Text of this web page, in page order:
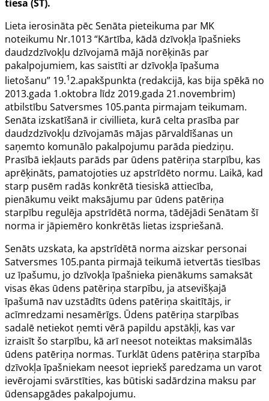
tiesa (ST).
Lieta ierosināta pēc Senāta pieteikuma par MK
noteikumu Nr.1013 “Kārtība, kādā dzīvokļa īpašnieks
daudzdzīvokļu dzīvojamā mājā norēķinās par
pakalpojumiem, kas saistīti ar dzīvokļa īpašuma
lietošanu” 19.12.apakšpunkta (redakcijā, kas bija spēkā no
2013.gada 1.oktobra līdz 2019.gada 21.novembrim)
atbilstību Satversmes 105.panta pirmajam teikumam.
Senāta izskatīšanā ir civillieta, kurā celta prasība par
daudzdzīvokļu dzīvojamās mājas pārvaldīšanas un
saņemto komunālo pakalpojumu parāda piedziņu.
Prasībā iekļauts parāds par ūdens patēriņa starpību, kas
aprēķināts, pamatojoties uz apstrīdēto normu. Laikā, kad
starp pusēm radās konkrētā tiesiskā attiecība,
pienākumu veikt maksājumu par ūdens patēriņa
starpību regulēja apstrīdētā norma, tādējādi Senātam šī
norma ir jāpiemēro konkrētās lietas izspriešanā.
Senāts uzskata, ka apstrīdētā norma aizskar personai
Satversmes 105.panta pirmajā teikumā ietvertās tiesības
uz īpašumu, jo dzīvokļa īpašnieka pienākums samaksāt
visas ēkas ūdens patēriņa starpību, ja atsevišķajā
īpašumā nav uzstādīts ūdens patēriņa skaitītājs, ir
acīmredzami nesamērīgs. Ūdens patēriņa starpības
sadalē netiekot ņemti vērā papildu apstākļi, kas var
izraisīt šo starpību, kā arī neesot noteiktas maksimālās
ūdens patēriņa normas. Turklāt ūdens patēriņa starpība
dzīvokļa īpašniekam neesot iepriekš paredzama un varot
ievērojami svārstīties, kas būtiski sadārdzina maksu par
ūdensapgādes pakalpojumu.